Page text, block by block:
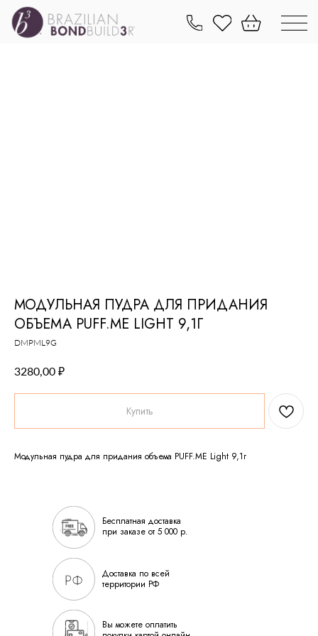
МОДУЛЬНАЯ ПУДРА ДЛЯ ПРИДАНИЯ
ОБЪЕМА PUFF.ME LIGHT 9,1Г
DMPML9G
3280,00 ₽
Купить
Модульная пудра для придания объема PUFF.ME Light 9,1г
Вы можете оплатить
Доставка по всей
территории РФ
Бесплатная доставка
при заказе от 5 000 р.